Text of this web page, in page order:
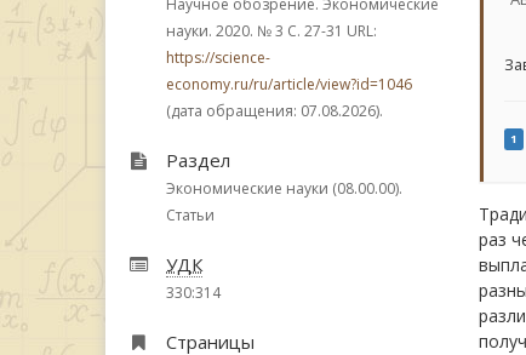
Научное обозрение. Экономические
науки. 2020. № 3 С. 27-31 URL:
https://science-
economy.ru/ru/article/view?id=1046
(дата обращения: 07.08.2026).
Раздел
Экономические науки (08.00.00).
Статьи
УДК
330:314
Страницы
1
раз